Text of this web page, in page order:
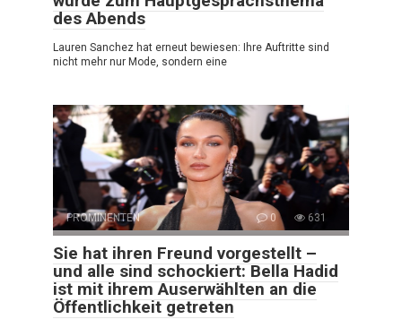
des Abends
Lauren Sanchez hat erneut bewiesen: Ihre Auftritte sind
nicht mehr nur Mode, sondern eine
PROMINENTEN 0 631
Sie hat ihren Freund vorgestellt –
und alle sind schockiert: Bella Hadid
ist mit ihrem Auserwählten an die
Öffentlichkeit getreten